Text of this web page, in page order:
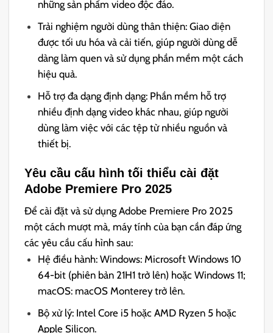
những sản phẩm video độc đáo.
Trải nghiệm người dùng thân thiện: Giao diện
được tối ưu hóa và cải tiến, giúp người dùng dễ
dàng làm quen và sử dụng phần mềm một cách
hiệu quả.
Hỗ trợ đa dạng định dạng: Phần mềm hỗ trợ
nhiều định dạng video khác nhau, giúp người
dùng làm việc với các tệp từ nhiều nguồn và
thiết bị.
Yêu cầu cấu hình tối thiểu cài đặt
Adobe Premiere Pro 2025
Để cài đặt và sử dụng Adobe Premiere Pro 2025
một cách mượt mà, máy tính của bạn cần đáp ứng
các yêu cầu cấu hình sau:
Hệ điều hành: Windows: Microsoft Windows 10
64-bit (phiên bản 21H1 trở lên) hoặc Windows 11;
macOS: macOS Monterey trở lên.
Bộ xử lý: Intel Core i5 hoặc AMD Ryzen 5 hoặc
Apple Silicon.